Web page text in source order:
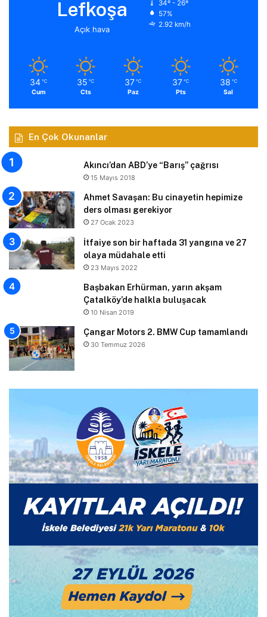
Lefkoşa
Açık hava
34º - 26º
57%
2.92 km/h
34 ℃
Cum
35 ℃
Cts
37 ℃
Paz
37 ℃
Pts
38 ℃
Sal
En Çok Okunanlar
Akıncı’dan ABD’ye “Barış” çağrısı
15 Mayıs 2018
Ahmet Savaşan: Bu cinayetin hepimize
ders olması gerekiyor
27 Ocak 2023
İtfaiye son bir haftada 31 yangına ve 27
olaya müdahale etti
23 Mayıs 2022
Başbakan Erhürman, yarın akşam
Çatalköy’de halkla buluşacak
10 Nisan 2019
Çangar Motors 2. BMW Cup tamamlandı
30 Temmuz 2026